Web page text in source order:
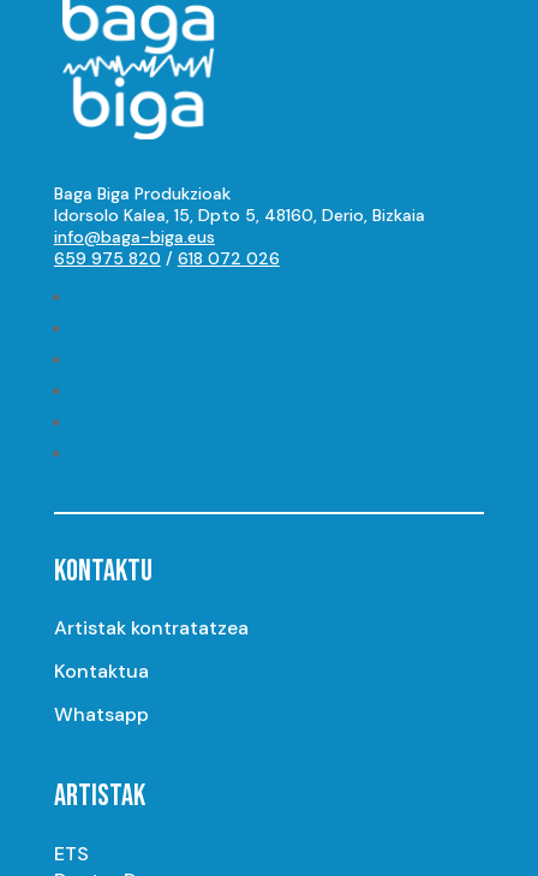
Baga Biga Produkzioak
Idorsolo Kalea, 15, Dpto 5, 48160, Derio, Bizkaia
info@baga-biga.eus
659 975 820 / 618 072 026
KONTAKTU
Artistak kontratatzea
Kontaktua
Whatsapp
ARTISTAK
ETS